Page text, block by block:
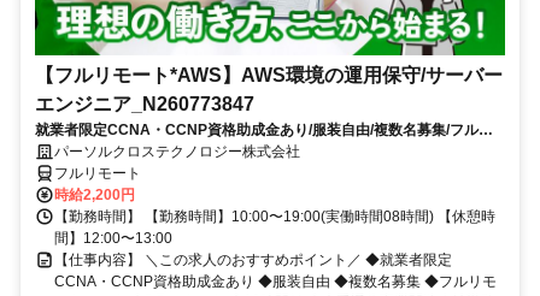
【フルリモート*AWS】AWS環境の運用保守/サーバー
エンジニア_N260773847
就業者限定CCNA・CCNP資格助成金あり/服装自由/複数名募集/フルリ
モートワーク/8月スタート/10時開始/大手通信事業関連会社勤務
パーソルクロステクノロジー株式会社
フルリモート
時給2,200円
【勤務時間】 【勤務時間】10:00〜19:00(実働時間08時間) 【休憩時
間】12:00〜13:00
【仕事内容】 ＼この求人のおすすめポイント／ ◆就業者限定
CCNA・CCNP資格助成金あり ◆服装自由 ◆複数名募集 ◆フルリモ